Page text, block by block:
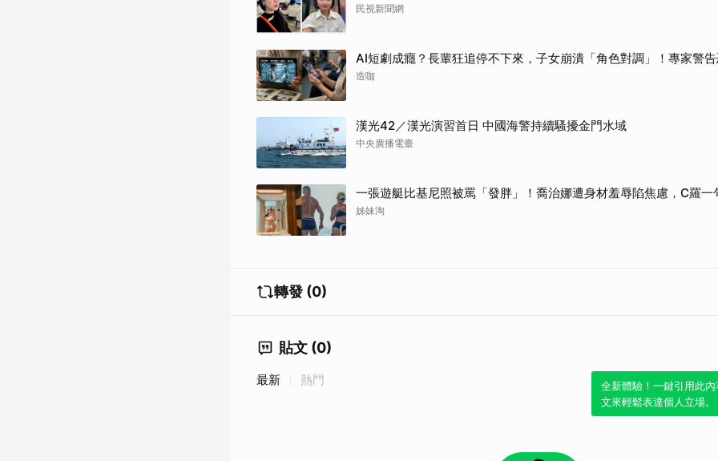
民視新聞網
AI短劇成癮？長輩狂追停不下來，子女崩潰「角色對調」！專家警
造咖
漢光42／漢光演習首日 中國海警持續騷擾金門水域
中央廣播電臺
一張遊艇比基尼照被罵「發胖」！喬治娜遭身材羞辱陷焦慮，C羅一
姊妹淘
轉發 (0)
貼文 (0)
全新體驗！一鍵引用此
文來輕鬆表達個人立場。
最新 熱門